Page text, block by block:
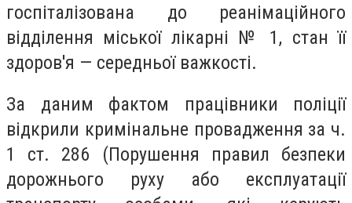
госпіталізована до реанімаційного
відділення міської лікарні № 1, стан її
здоров'я — середньої важкості.
За даним фактом працівники поліції
відкрили кримінальне провадження за ч.
1 ст. 286 (Порушення правил безпеки
дорожнього руху або експлуатації